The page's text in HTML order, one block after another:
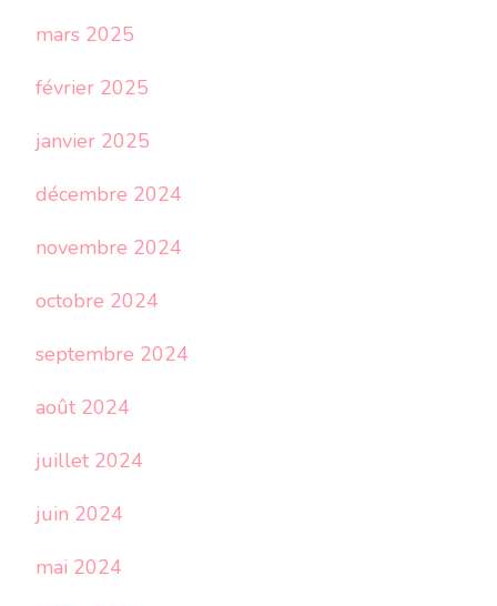
mars 2025
février 2025
janvier 2025
décembre 2024
novembre 2024
octobre 2024
septembre 2024
août 2024
juillet 2024
juin 2024
mai 2024